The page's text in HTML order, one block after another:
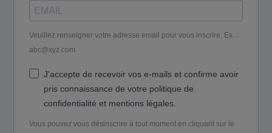
Veuillez renseigner votre adresse email pour vous inscrire. Ex. :
abc@xyz.com
J'accepte de recevoir vos e-mails et confirme avoir
pris connaissance de votre politique de
confidentialité et mentions légales.
Vous pouvez vous désinscrire à tout moment en cliquant sur le